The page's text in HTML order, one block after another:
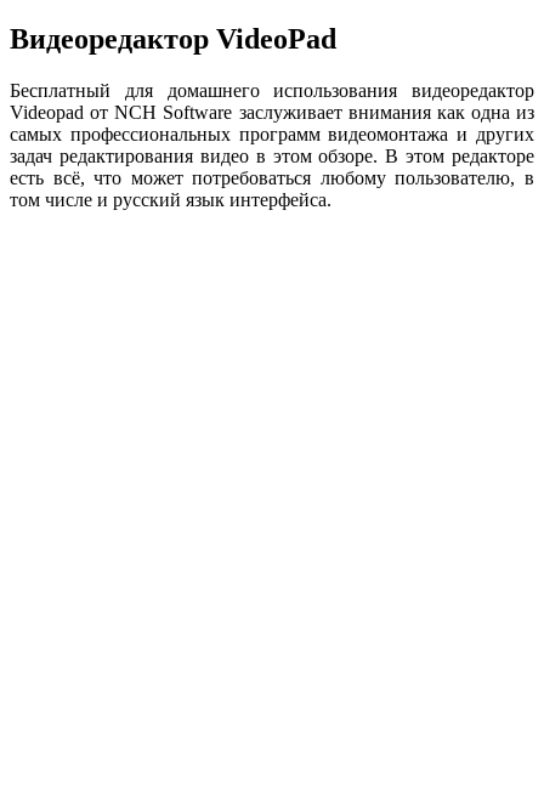
Видеоредактор VideoPad
Бесплатный для домашнего использования видеоредактор
Videopad от NCH Software заслуживает внимания как одна из
самых профессиональных программ видеомонтажа и других
задач редактирования видео в этом обзоре. В этом редакторе
есть всё, что может потребоваться любому пользователю, в
том числе и русский язык интерфейса.